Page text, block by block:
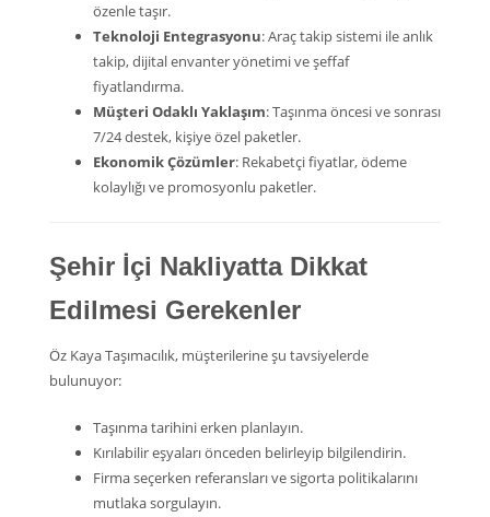
özenle taşır.
Teknoloji Entegrasyonu: Araç takip sistemi ile anlık
takip, dijital envanter yönetimi ve şeffaf
fiyatlandırma.
Müşteri Odaklı Yaklaşım: Taşınma öncesi ve sonrası
7/24 destek, kişiye özel paketler.
Ekonomik Çözümler: Rekabetçi fiyatlar, ödeme
kolaylığı ve promosyonlu paketler.
Şehir İçi Nakliyatta Dikkat
Edilmesi Gerekenler
Öz Kaya Taşımacılık, müşterilerine şu tavsiyelerde
bulunuyor:
Taşınma tarihini erken planlayın.
Kırılabilir eşyaları önceden belirleyip bilgilendirin.
Firma seçerken referansları ve sigorta politikalarını
mutlaka sorgulayın.